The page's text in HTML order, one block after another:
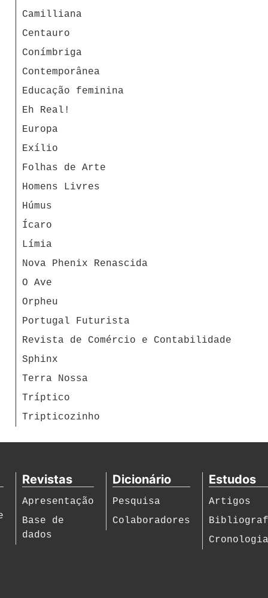
Camilliana
Centauro
Conímbriga
Contemporânea
Educação feminina
Eh Real!
Europa
Exílio
Folhas de Arte
Homens Livres
Húmus
Ícaro
Límia
Nova Phenix Renascida
O Ave
Orpheu
Portugal Futurista
Revista de Comércio e Contabilidade
Sphinx
Terra Nossa
Tríptico
Tripticozinho
Revistas
Apresentação
Base de
dados
Dicionário
Pesquisa
Colaboradores
Estudos
Artigos